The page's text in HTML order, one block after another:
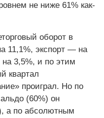
не ниже 61% как-
оборот в
11,1%, экспорт — на
на 3,5%, и по этим
квартал
проиграл. Но по
(60%) он
а по абсолютным